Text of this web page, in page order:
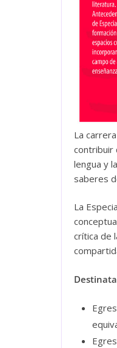
La
contribuir
lengua y
saberes
La
crítica de